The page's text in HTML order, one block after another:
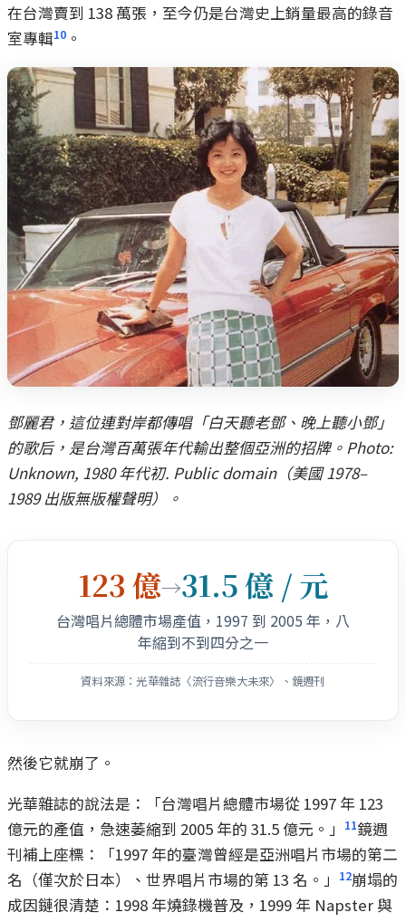
在台灣賣到 138 萬張，至今仍是台灣史上銷量最高的錄音
室專輯10 。
鄧麗君，這位連對岸都傳唱「白天聽老鄧、晚上聽小鄧」
的歌后，是台灣百萬張年代輸出整個亞洲的招牌。Photo:
Unknown, 1980 年代初. Public domain（美國 1978–
1989 出版無版權聲明）。
123 億→31.5 億 / 元
台灣唱片總體市場產值，1997 到 2005 年，八
年縮到不到四分之一
資料來源：光華雜誌〈流行音樂大未來〉、鏡週刊
然後它就崩了。
光華雜誌的說法是：「台灣唱片總體市場從 1997 年 123
億元的產值，急速萎縮到 2005 年的 31.5 億元。」
11鏡週
刊補上座標：「1997 年的臺灣曾經是亞洲唱片市場的第二
名（僅次於日本）、世界唱片市場的第 13 名。」
12崩塌的
成因鏈很清楚：1998 年燒錄機普及，1999 年 Napster 與